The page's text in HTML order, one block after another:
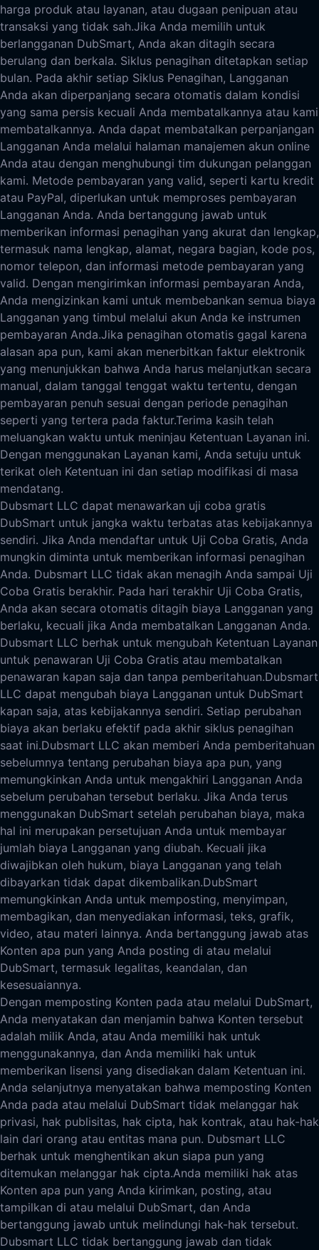
harga produk atau layanan, atau dugaan penipuan atau
transaksi yang tidak sah.Jika Anda memilih untuk
berlangganan DubSmart, Anda akan ditagih secara
berulang dan berkala. Siklus penagihan ditetapkan setiap
bulan. Pada akhir setiap Siklus Penagihan, Langganan
Anda akan diperpanjang secara otomatis dalam kondisi
yang sama persis kecuali Anda membatalkannya atau kami
membatalkannya. Anda dapat membatalkan perpanjangan
Langganan Anda melalui halaman manajemen akun online
Anda atau dengan menghubungi tim dukungan pelanggan
kami. Metode pembayaran yang valid, seperti kartu kredit
atau PayPal, diperlukan untuk memproses pembayaran
Langganan Anda. Anda bertanggung jawab untuk
memberikan informasi penagihan yang akurat dan lengkap,
termasuk nama lengkap, alamat, negara bagian, kode pos,
nomor telepon, dan informasi metode pembayaran yang
valid. Dengan mengirimkan informasi pembayaran Anda,
Anda mengizinkan kami untuk membebankan semua biaya
Langganan yang timbul melalui akun Anda ke instrumen
pembayaran Anda.Jika penagihan otomatis gagal karena
alasan apa pun, kami akan menerbitkan faktur elektronik
yang menunjukkan bahwa Anda harus melanjutkan secara
manual, dalam tanggal tenggat waktu tertentu, dengan
pembayaran penuh sesuai dengan periode penagihan
seperti yang tertera pada faktur.Terima kasih telah
meluangkan waktu untuk meninjau Ketentuan Layanan ini.
Dengan menggunakan Layanan kami, Anda setuju untuk
terikat oleh Ketentuan ini dan setiap modifikasi di masa
mendatang.
Dubsmart LLC dapat menawarkan uji coba gratis
DubSmart untuk jangka waktu terbatas atas kebijakannya
sendiri. Jika Anda mendaftar untuk Uji Coba Gratis, Anda
mungkin diminta untuk memberikan informasi penagihan
Anda. Dubsmart LLC tidak akan menagih Anda sampai Uji
Coba Gratis berakhir. Pada hari terakhir Uji Coba Gratis,
Anda akan secara otomatis ditagih biaya Langganan yang
berlaku, kecuali jika Anda membatalkan Langganan Anda.
Dubsmart LLC berhak untuk mengubah Ketentuan Layanan
untuk penawaran Uji Coba Gratis atau membatalkan
penawaran kapan saja dan tanpa pemberitahuan.Dubsmart
LLC dapat mengubah biaya Langganan untuk DubSmart
kapan saja, atas kebijakannya sendiri. Setiap perubahan
biaya akan berlaku efektif pada akhir siklus penagihan
saat ini.Dubsmart LLC akan memberi Anda pemberitahuan
sebelumnya tentang perubahan biaya apa pun, yang
memungkinkan Anda untuk mengakhiri Langganan Anda
sebelum perubahan tersebut berlaku. Jika Anda terus
menggunakan DubSmart setelah perubahan biaya, maka
hal ini merupakan persetujuan Anda untuk membayar
jumlah biaya Langganan yang diubah. Kecuali jika
diwajibkan oleh hukum, biaya Langganan yang telah
dibayarkan tidak dapat dikembalikan.DubSmart
memungkinkan Anda untuk memposting, menyimpan,
membagikan, dan menyediakan informasi, teks, grafik,
video, atau materi lainnya. Anda bertanggung jawab atas
Konten apa pun yang Anda posting di atau melalui
DubSmart, termasuk legalitas, keandalan, dan
kesesuaiannya.
Dengan memposting Konten pada atau melalui DubSmart,
Anda menyatakan dan menjamin bahwa Konten tersebut
adalah milik Anda, atau Anda memiliki hak untuk
menggunakannya, dan Anda memiliki hak untuk
memberikan lisensi yang disediakan dalam Ketentuan ini.
Anda selanjutnya menyatakan bahwa memposting Konten
Anda pada atau melalui DubSmart tidak melanggar hak
privasi, hak publisitas, hak cipta, hak kontrak, atau hak-hak
lain dari orang atau entitas mana pun. Dubsmart LLC
berhak untuk menghentikan akun siapa pun yang
ditemukan melanggar hak cipta.Anda memiliki hak atas
Konten apa pun yang Anda kirimkan, posting, atau
tampilkan di atau melalui DubSmart, dan Anda
bertanggung jawab untuk melindungi hak-hak tersebut.
Dubsmart LLC tidak bertanggung jawab dan tidak